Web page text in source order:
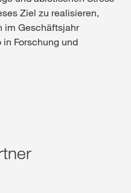
Ziel zu realisieren,
im Geschäftsjahr
Forschung und